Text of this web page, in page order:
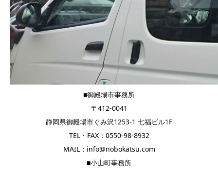
■御殿場市事務所
〒412-0041
静岡県御殿場市ぐみ沢1253-1 七福ビル1F
TEL・FAX：0550-98-8932
MAIL；info@nobokatsu.com
■小山町事務所